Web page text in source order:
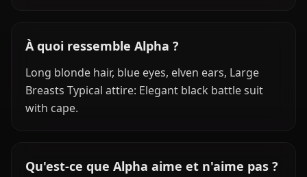
À quoi ressemble Alpha ?
Long blonde hair, blue eyes, elven ears, Large
Breasts Typical attire: Elegant black battle suit
with cape.
Qu'est-ce que Alpha aime et n'aime pas ?